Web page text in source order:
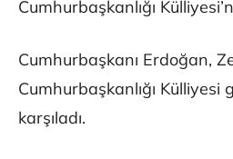
Cumhurbaşkanlığı
Cumhurbaşkanı Erdoğan,
Cumhurbaşkanlığı Külliyesi
karşıladı.